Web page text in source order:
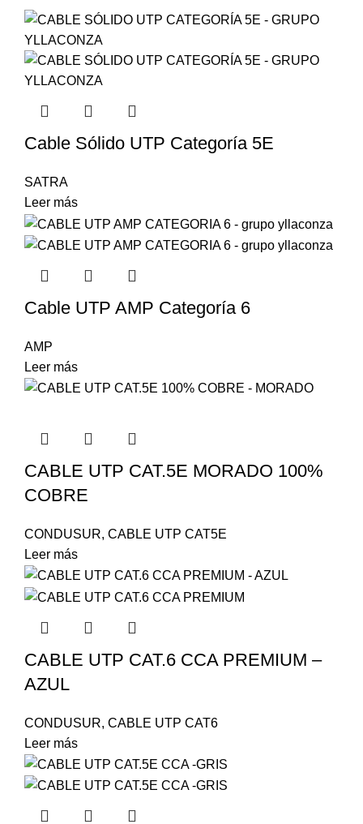
Cable Sólido UTP Categoría 5E
SATRA
Leer más
Cable UTP AMP Categoría 6
AMP
Leer más
CABLE UTP CAT.5E MORADO 100%
COBRE
CONDUSUR, CABLE UTP CAT5E
Leer más
CABLE UTP CAT.6 CCA PREMIUM –
AZUL
CONDUSUR, CABLE UTP CAT6
Leer más